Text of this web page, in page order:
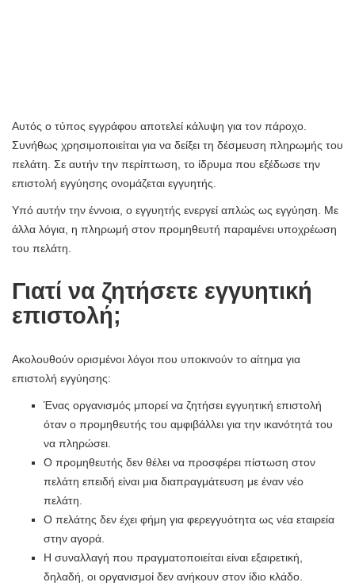
Αυτός ο τύπος εγγράφου αποτελεί κάλυψη για τον πάροχο.
Συνήθως χρησιμοποιείται για να δείξει τη δέσμευση πληρωμής του
πελάτη. Σε αυτήν την περίπτωση, το ίδρυμα που εξέδωσε την
επιστολή εγγύησης ονομάζεται εγγυητής.
Υπό αυτήν την έννοια, ο εγγυητής ενεργεί απλώς ως εγγύηση. Με
άλλα λόγια, η πληρωμή στον προμηθευτή παραμένει υποχρέωση
του πελάτη.
Γιατί να ζητήσετε εγγυητική
επιστολή;
Ακολουθούν ορισμένοι λόγοι που υποκινούν το αίτημα για
επιστολή εγγύησης:
Ένας οργανισμός μπορεί να ζητήσει εγγυητική επιστολή
όταν ο προμηθευτής του αμφιβάλλει για την ικανότητά του
να πληρώσει.
Ο προμηθευτής δεν θέλει να προσφέρει πίστωση στον
πελάτη επειδή είναι μια διαπραγμάτευση με έναν νέο
πελάτη.
Ο πελάτης δεν έχει φήμη για φερεγγυότητα ως νέα εταιρεία
στην αγορά.
Η συναλλαγή που πραγματοποιείται είναι εξαιρετική,
δηλαδή, οι οργανισμοί δεν ανήκουν στον ίδιο κλάδο.